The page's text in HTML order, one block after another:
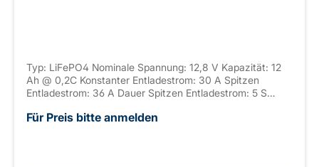
Typ: LiFePO4 Nominale Spannung: 12,8 V Kapazität: 12
Ah @ 0,2C Konstanter Entladestrom: 30 A Spitzen
Entladestrom: 36 A Dauer Spitzen Entladestrom: 5 S
verschaltbar: / Parallel verschaltbar: max. 10 Abmaße:
Für Preis bitte anmelden